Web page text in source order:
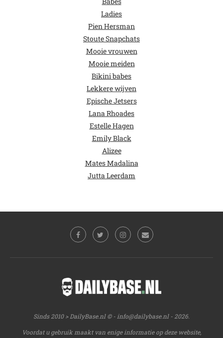
Ladies
Pien Hersman
Stoute Snapchats
Mooie vrouwen
Mooie meiden
Bikini babes
Lekkere wijven
Epische Jetsers
Lana Rhoades
Estelle Hagen
Emily Black
Alizee
Mates Madalina
Jutta Leerdam
Sinds 2010 > DailyBase.nl © - info@dailybase.nl- 2026.
Voordat u gebruik maakt van enige informatie op deze website,